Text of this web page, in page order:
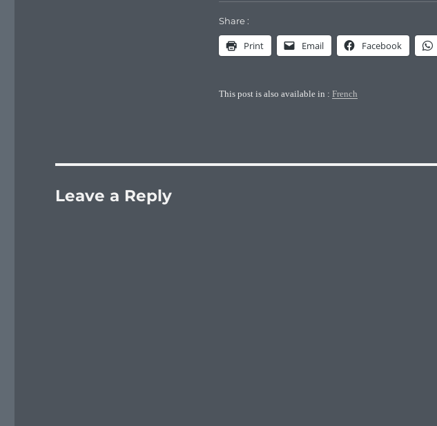
Share :
Print Email Facebook
This post is also available in : French
Leave a Reply